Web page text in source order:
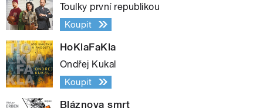
Toulky první republikou
Koupit
HoKlaFaKla
Ondřej Kukal
Koupit
Bláznova smrt